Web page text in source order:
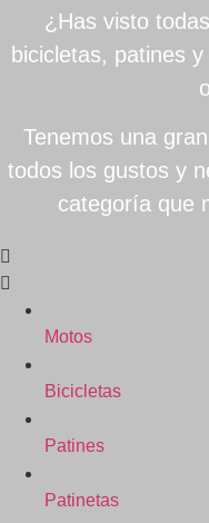
¿Has visto
bicicletas, patines
Tenemos una
todos los gustos y
categoría que
Motos
Bicicletas
Patines
Patinetas